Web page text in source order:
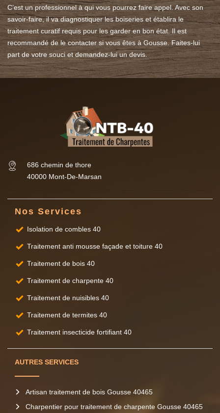
C’est un professionnel à qui vous pourrez faire appel. Avec son
savoir-faire, il va diagnostiquer les boiseries et établira le
traitement curatif requis pour les garder en bon état. Il est
recommandé de le contacter si vous êtes à Gousse. Faites-lui
part de votre souci et demandez-lui un devis.
686 chemin de thore
40000 Mont-De-Marsan
Nos Services
Isolation de combles 40
Traitement anti mousse façade et toiture 40
Traitement de bois 40
Traitement de charpente 40
Traitement de nuisibles 40
Traitement de termites 40
Traitement insecticide fortifiant 40
AUTRES SERVICES
Artisan traitement de bois Gousse 40465
Charpentier pour traitement de charpente Gousse 40465